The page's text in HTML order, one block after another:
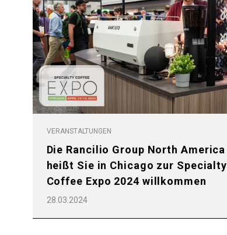
VERANSTALTUNGEN
Die Rancilio Group North America
heißt Sie in Chicago zur Specialty
Coffee Expo 2024 willkommen
28.03.2024